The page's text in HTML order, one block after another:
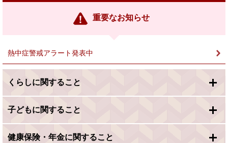
リ
重要なお知らせ
熱中症警戒アラート発表中
くらしに関すること
子どもに関すること
健康保険・年金に関すること